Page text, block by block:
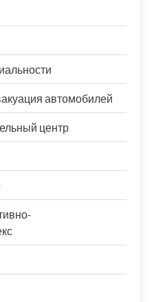
автомобилей
центр